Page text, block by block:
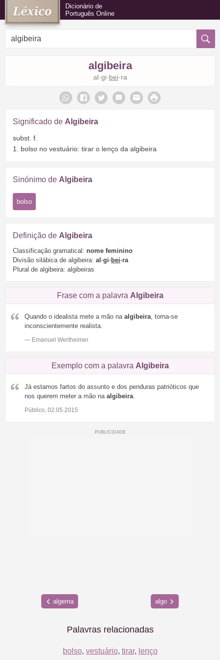
Dicionário de
Português Online
algibeira
al·gi·bei·ra
Significado de Algibeira
subst. f.
1. bolso no vestuário: tirar o lenço da algibeira
Sinónimo de Algibeira
bolso
Definição de Algibeira
Classificação gramatical: nome feminino
Divisão silábica de algibeira: al·gi· bei·ra
Plural de algibeira: algibeiras
Frase com a palavra Algibeira
Quando o idealista mete a mão na algibeira, torna-se
inconscientemente realista.
— Emanuel Wertheimer
Exemplo com a palavra Algibeira
Já estamos fartos do assunto e dos penduras patrióticos que
nos querem meter a mão na algibeira.
Público, 02.05.2015
algema algo
Palavras relacionadas
bolso, vestuário, tirar, lenço